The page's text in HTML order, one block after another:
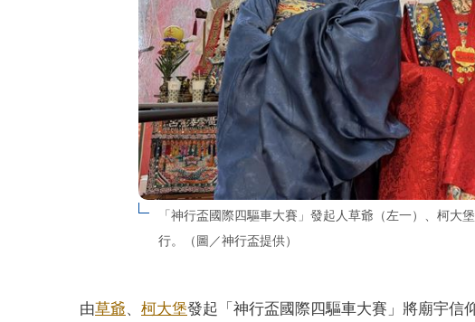
「神行盃國際四驅車大賽」發起人草爺（左一）、柯
行。（圖／神行盃提供）
由草爺、 柯大堡發起「神行盃國際四驅車大賽」將廟宇信